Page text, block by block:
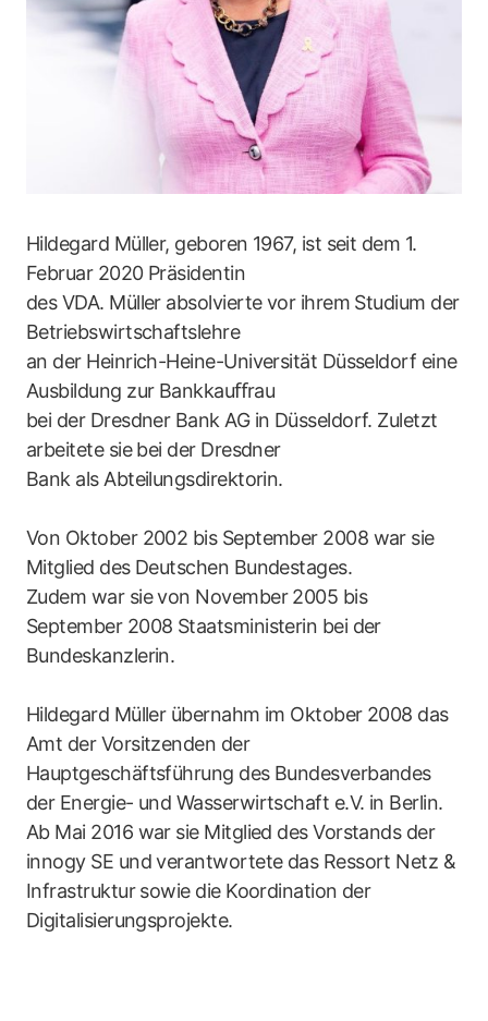
Hildegard Müller, geboren 1967, ist seit dem 1.
Februar 2020 Präsidentin
des VDA. Müller absolvierte vor ihrem Studium der
Betriebswirtschaftslehre
an der Heinrich-Heine-Universität Düsseldorf eine
Ausbildung zur Bankkauﬀrau
bei der Dresdner Bank AG in Düsseldorf. Zuletzt
arbeitete sie bei der Dresdner
Bank als Abteilungsdirektorin.
Von Oktober 2002 bis September 2008 war sie
Mitglied des Deutschen Bundestages.
Zudem war sie von November 2005 bis
September 2008 Staatsministerin bei der
Bundeskanzlerin.
Hildegard Müller übernahm im Oktober 2008 das
Amt der Vorsitzenden der
Hauptgeschäftsführung des Bundesverbandes
der Energie- und Wasserwirtschaft e.V. in Berlin.
Ab Mai 2016 war sie Mitglied des Vorstands der
innogy SE und verantwortete das Ressort Netz &
Infrastruktur sowie die Koordination der
Digitalisierungsprojekte.